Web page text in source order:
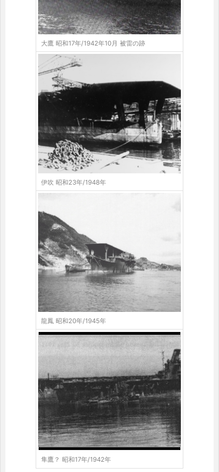
大鷹 昭和17年/1942年10月 被雷の跡
伊吹 昭和23年/1948年
龍鳳 昭和20年/1945年
隼鷹？ 昭和17年/1942年